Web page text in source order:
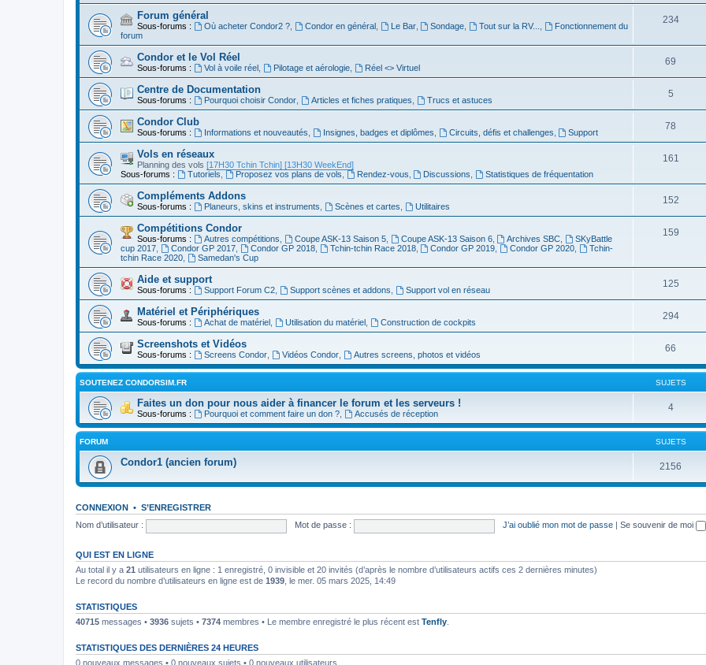
Forum général
Sous-forums : Où acheter Condor2 ?, Condor en général, Le Bar, Sondage Tout sur la RV...
Fonctionnement du
forum
234
Condor et le Vol Réel
Sous-forums : Vol à voile réel, Pilotage et aérologie, Réel <> Virtuel
69
Centre de Documentation
Sous-forums : Pourquoi choisir Condor, Articles et fiches pratiques Trucs et astuces
5
Condor Club
Sous-forums : Informations et nouveautés Insignes, badges et diplômes Circuits, défis et challenges Support
78
Vols en réseaux
Planning des vols [17H30 Tchin Tchin] [13H30 WeekEnd]
Sous-forums :
Tutoriels Proposez vos plans de vols Rendez-vous Discussions Statistiques de fréquentation
161
Compléments Addons
Sous-forums : Planeurs, skins et instruments Scènes et cartes Utilitaires
152
Compétitions Condor
Sous-forums : Autres compétitions Coupe ASK-13 Saison 5, Coupe ASK-13 Saison 6, Archives SBC
SKyBattle
cup 2017
Condor GP 2017, Condor GP 2018, Tchin-tchin Race 2018, Condor GP 2019 Condor GP 2020
Tchin-
tchin Race 2020
Samedan's Cup
159
Aide et support
Sous-forums : Support Forum C2, Support scènes et addons Support vol en réseau
125
Matériel et Périphériques
Sous-forums : Achat de matériel, Utilisation du matériel, Construction de cockpits
294
Screenshots et Vidéos
Sous-forums : Screens Condor, Vidéos Condor, Autres screens, photos et vidéos
66
SOUTENEZ CONDORSIM.FR SUJETS
Faites un don pour nous aider à financer le forum et les serveurs !
Sous-forums : Pourquoi et comment faire un don ?, Accusés de réception
4
FORUM SUJETS
Condor1 (ancien forum) 2156
CONNEXION • S’ENREGISTRER
Nom d’utilisateur :
Mot de passe : J’ai oublié mon mot de passe Se souvenir de moi
QUI EST EN LIGNE
Au total il y a 21 utilisateurs en ligne : 1 enregistré, 0 invisible et 20 invités (d’après le nombre d’utilisateurs actifs ces 2 dernières minutes)
Le record du nombre d’utilisateurs en ligne est de 1939 , le mer. 05 mars 2025, 14:49
STATISTIQUES
40715 messages • 3936 sujets • 7374 membres • Le membre enregistré le plus récent est Tenfly
STATISTIQUES DES DERNIÈRES 24 HEURES
0 nouveaux messages • 0 nouveaux sujets • 0 nouveaux utilisateurs